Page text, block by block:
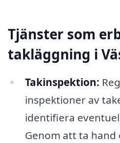
Tjänster som
takläggning i
Takinspektion:
inspektioner av
identifiera
Genom att ta hand